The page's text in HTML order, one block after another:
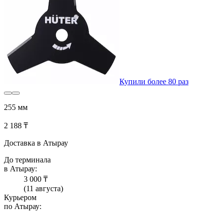
Купили более 80 раз
255 мм
2 188 ₸
Доставка в Атырау
До терминала
в Атырау:
3 000 ₸
(11 августа)
Курьером
по Атырау: